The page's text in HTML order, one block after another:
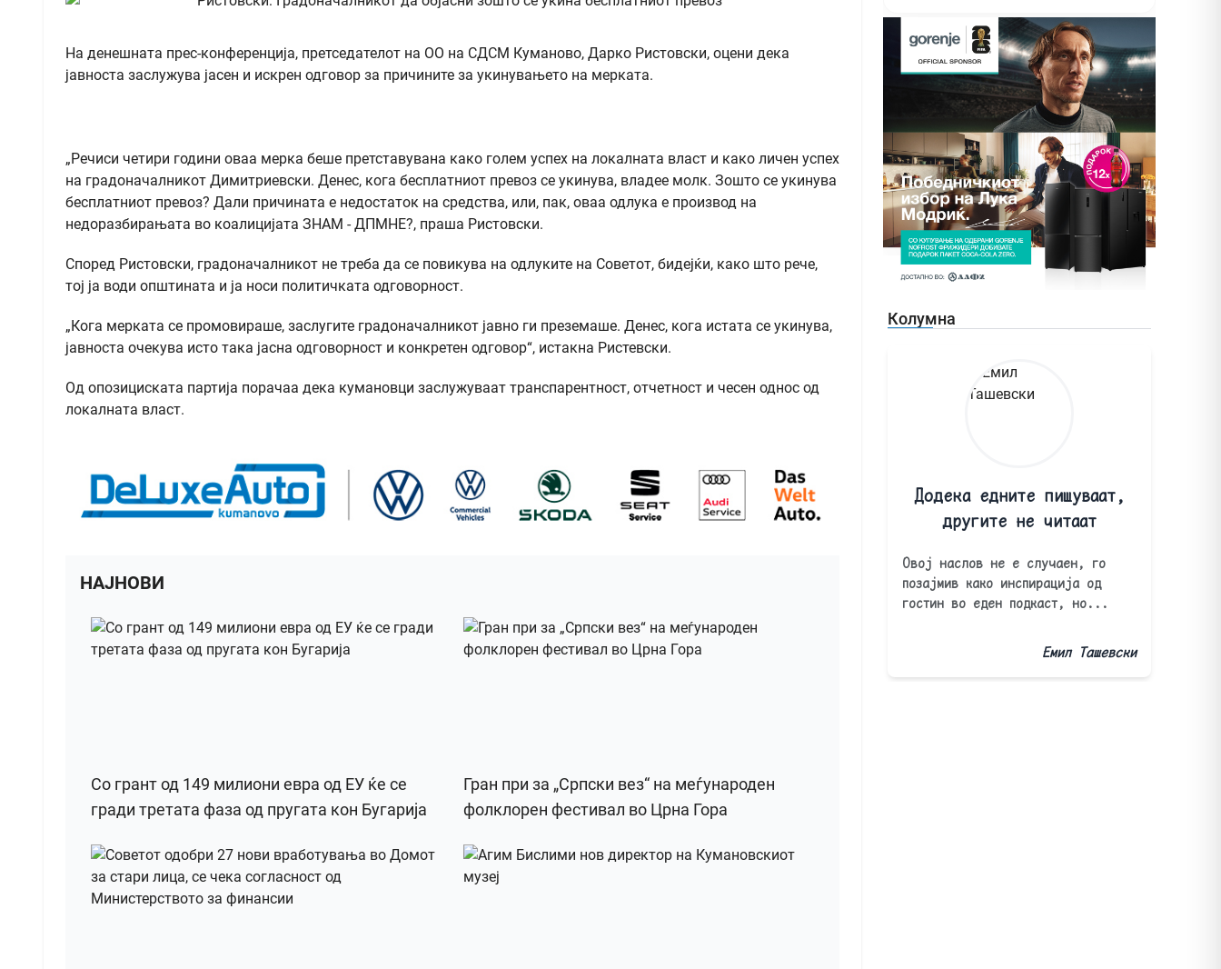
На денешната прес-конференција, претседателот на ОО на СДСМ Куманово, Дарко Ристoвски, оцени дека
јавноста заслужува јасен и искрен одговор за причините за укинувањето на мерката.
„Речиси четири години оваа мерка беше претставувана како голем успех на локалната власт и како личен успех
на градоначалникот Димитриевски. Денес, кога бесплатниот превоз се укинува, владее молк. Зошто се укинува
бесплатниот превоз? Дали причината е недостаток на средства, или, пак, оваа одлука е производ на
недоразбирањата во коалицијата ЗНАМ - ДПМНE?, праша Ристoвски.
Според Ристoвски, градоначалникот не треба да се повикува на одлуките на Советот, бидејќи, како што рече,
тој ја води општината и ја носи политичката одговорност.
„Кога мерката се промовираше, заслугите градоначалникот јавно ги преземаше. Денес, кога истата се укинува,
јавноста очекува исто така јасна одговорност и конкретен одговор“, истакна Ристевски.
Од опозициската партија порачаа дека кумановци заслужуваат транспарентност, отчетност и чесен однос од
локалната власт.
НАЈНОВИ
Со грант од 149 милиони евра од ЕУ ќе се
гради третата фаза од пругата кон Бугарија
Гран при за „Српски вез“ на меѓународен
фолклорен фестивал во Црна Гора
Колумна
Додека едните пишуваат,
другите не читаат
Овој наслов не е случаен, го
позајмив како инспирација од
гостин во еден подкаст, но...
Емил Ташевски